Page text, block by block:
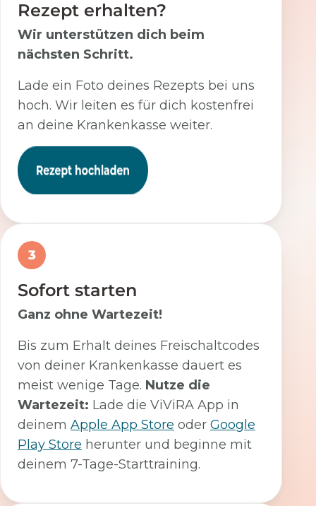
Rezept erhalten?
Wir unterstützen dich beim
nächsten Schritt.
Lade ein Foto deines Rezepts bei uns
hoch. Wir leiten es für dich kostenfrei
an deine Krankenkasse weiter.
3
Sofort starten
Ganz ohne Wartezeit!
Bis zum Erhalt deines Freischaltcodes
von deiner Krankenkasse dauert es
meist wenige Tage. Nutze die
Wartezeit: Lade die ViViRA App in
deinem Apple App Store oder Google
Play Store herunter und beginne mit
deinem 7-Tage-Starttraining.